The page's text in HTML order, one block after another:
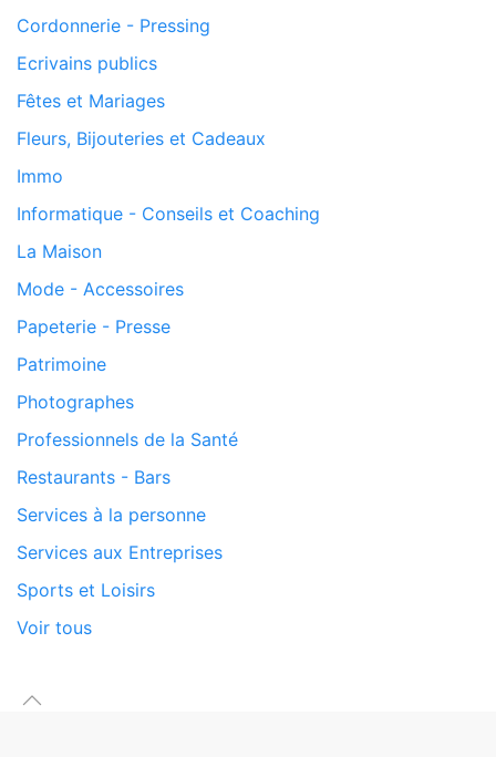
Cordonnerie - Pressing
Ecrivains publics
Fêtes et Mariages
Fleurs, Bijouteries et Cadeaux
Immo
Informatique - Conseils et Coaching
La Maison
Mode - Accessoires
Papeterie - Presse
Patrimoine
Photographes
Professionnels de la Santé
Restaurants - Bars
Services à la personne
Services aux Entreprises
Sports et Loisirs
Voir tous